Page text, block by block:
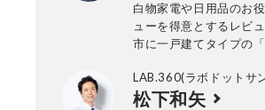
白物家電や日用品のお
ューを得意とするレビ
市に一戸建てタイプの
10年以上。
LAB.360(ラボドットサ
松下和矢